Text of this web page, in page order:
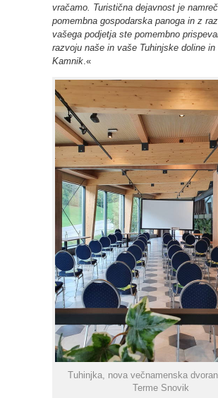
vračamo. Turistična dejavnost je namreč
pomembna gospodarska panoga in z
vašega podjetja ste pomembno
razvoju naše in vaše Tuhinjske doline in
Kamnik .«
Tuhinjka, nova večnamenska
Terme Snovik